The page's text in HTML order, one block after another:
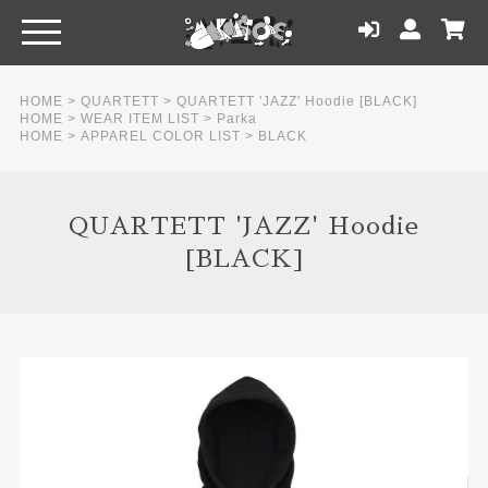
HOME > QUARTETT > QUARTETT 'JAZZ' Hoodie [BLACK]
HOME > WEAR ITEM LIST > Parka
HOME > APPAREL COLOR LIST > BLACK
QUARTETT 'JAZZ' Hoodie
[BLACK]